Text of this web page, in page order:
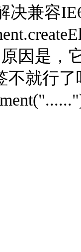
决兼容
因是，
不就行